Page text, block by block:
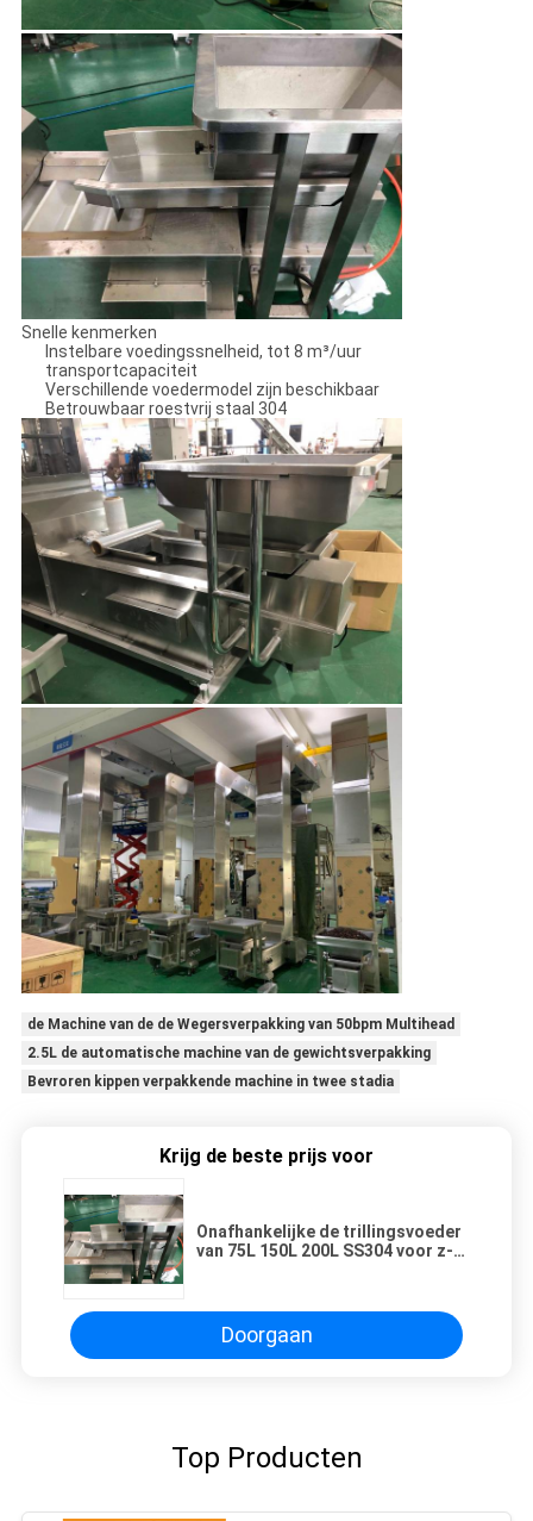
Snelle kenmerken
Instelbare voedingssnelheid, tot 8 m³/uur
transportcapaciteit
Verschillende voedermodel zijn beschikbaar
Betrouwbaar roestvrij staal 304
de Machine van de de Wegersverpakking van 50bpm Multihead
2.5L de automatische machine van de gewichtsverpakking
Bevroren kippen verpakkende machine in twee stadia
Krijg de beste prijs voor
Onafhankelijke de trillingsvoeder
van 75L 150L 200L SS304 voor z-
Doorgaan
Top Producten